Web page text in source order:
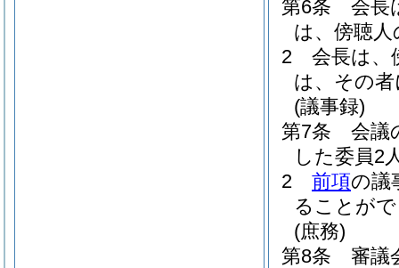
第6条
会長
は、傍聴
2
会長は、
は、その
(議事録)
第7条
会議
した委員2
2
前項の議
ることが
(庶務)
第8条
審議